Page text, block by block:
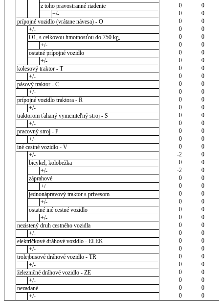
z toho pravostranné riadenie
0
0
+/-
0
0
prípojné vozidlo (vrátane návesa) - O
0
0
+/-
0
0
O1, s celkovou hmotnosťou do 750 kg,
0
0
+/-
0
0
ostatné prípojné vozidlo
0
0
+/-
0
0
kolesový traktor - T
0
0
+/-
0
0
pásový traktor - C
0
0
+/-
0
0
prípojné vozidlo traktora - R
0
0
+/-
0
0
traktorom ťahaný vymeniteľný stroj - S
0
0
+/-
0
0
pracovný stroj - P
0
0
+/-
0
0
iné cestné vozidlo - V
0
0
+/-
-2
0
bicykel, kolobežka
0
0
+/-
-2
0
záprahové
0
0
+/-
0
0
jednonápravový traktor s prívesom
0
0
+/-
0
0
ostatné iné cestné vozidlo
0
0
+/-
0
0
nezistený druh cestného vozidla
0
0
+/-
0
0
električkové dráhové vozidlo - ELEK
0
0
+/-
0
0
trolejbusové dráhové vozidlo - TR
0
0
+/-
0
0
železničné dráhové vozidlo - ZE
0
0
+/-
0
0
nezadané
0
0
+/-
0 0